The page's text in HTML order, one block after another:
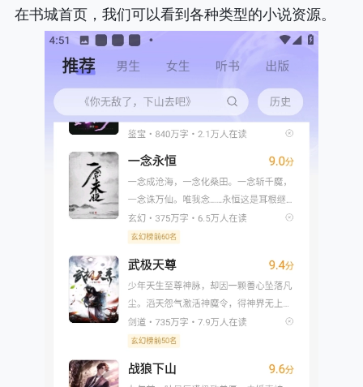
在书城首页，我们可以看到各种类型的小说资源。